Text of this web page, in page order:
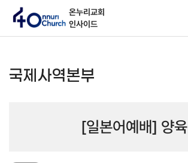
온누리교회
인사이드
국제사역본부
[일본어예배] 양육